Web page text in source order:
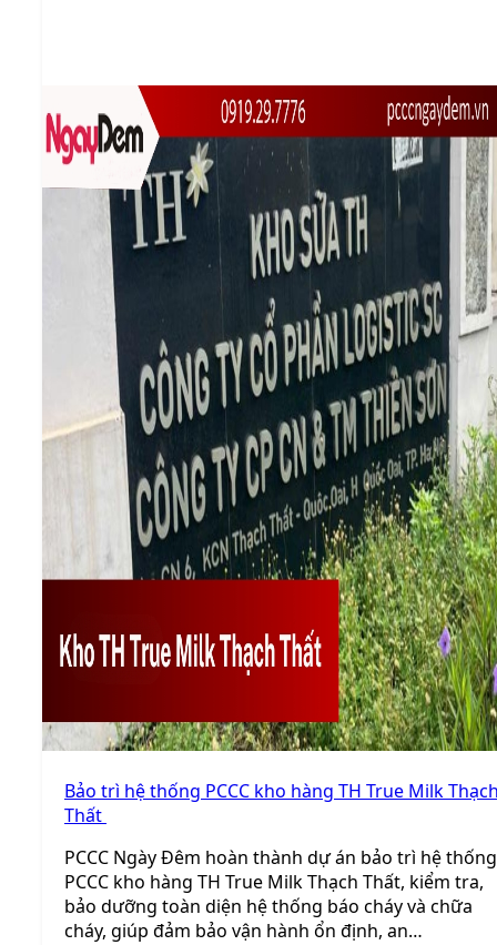
Bảo trì hệ thống PCCC kho hàng TH True Milk
Thất
PCCC Ngày Đêm hoàn thành dự án bảo trì hệ thống
PCCC kho hàng TH True Milk Thạch Thất, kiểm tra,
bảo dưỡng toàn diện hệ thống báo cháy và chữa
cháy, giúp đảm bảo vận hành ổn định, an…